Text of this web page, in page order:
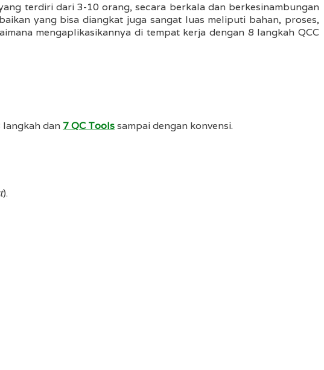
terdiri dari 3-10 orang, secara berkala dan berkesinambungan
yang bisa diangkat juga sangat luas meliputi bahan, proses,
mengaplikasikannya di tempat kerja dengan 8 langkah QCC
langkah dan 7 QC Toolssampai dengan konvensi.
).